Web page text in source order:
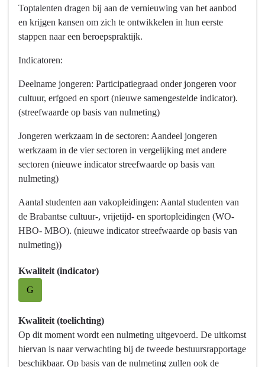
Programma
Vrijetijd,
Cultuur,
Erfgoed
willen
we
bereiken?
Stimuleren
van
aanbod
talentontwikkeling
Toptalenten dragen bij aan de vernieuwing van het aanbod
en krijgen kansen om zich te ontwikkelen in hun eerste
stappen naar een beroepspraktijk.
Indicatoren:
Deelname jongeren: Participatiegraad onder jongeren voor
cultuur, erfgoed en sport (nieuwe samengestelde indicator).
(streefwaarde op basis van nulmeting)
Jongeren werkzaam in de sectoren: Aandeel jongeren
werkzaam in de vier sectoren in vergelijking met andere
sectoren (nieuwe indicator streefwaarde op basis van
nulmeting)
Aantal studenten aan vakopleidingen: Aantal studenten van
de Brabantse cultuur-, vrijetijd- en sportopleidingen (WO-
HBO- MBO). (nieuwe indicator streefwaarde op basis van
nulmeting))
Kwaliteit (indicator)
G
Kwaliteit (toelichting)
Op dit moment wordt een nulmeting uitgevoerd. De uitkomst
hiervan is naar verwachting bij de tweede bestuursrapportage
beschikbaar. Op basis van de nulmeting zullen ook de